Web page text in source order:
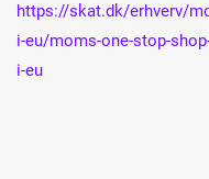
https://skat.dk/erhverv/
i-eu/moms-one-stop-
i-eu